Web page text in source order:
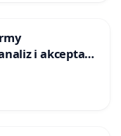
i akceptacji